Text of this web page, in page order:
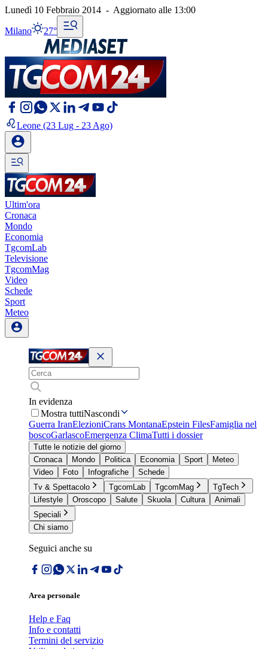
Lunedì 10 Febbraio 2014 - Aggiornato alle 13:00
Milano 27°
Leone (23 Lug - 23 Ago)
Ultim'ora
Cronaca
Mondo
Economia
TgcomLab
Televisione
TgcomMag
Video
Schede
Sport
Meteo
In evidenza
Mostra tuttiNascondi
Guerra IranElezioniCrans MontanaEpstein FilesFamiglia nel
boscoGarlascoEmergenza ClimaTutti i dossier
Tutte le notizie del giorno
Cronaca
Mondo Politica Economia Sport
Meteo
Video
Foto Infografiche
Schede
Tv & Spettacolo
TgcomLab TgcomMag
TgTech
Lifestyle
Oroscopo Salute Skuola Cultura
Animali
Speciali
Chi siamo
Seguici anche su
Area personale
Help e Faq
Info e contatti
Termini del servizio